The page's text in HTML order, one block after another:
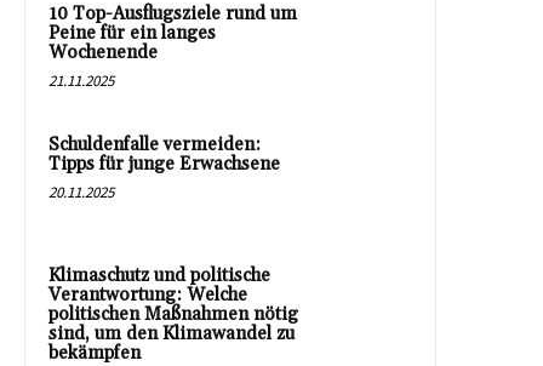
10 Top-Ausflugsziele rund um
Peine für ein langes
Wochenende
21.11.2025
Schuldenfalle vermeiden:
Tipps für junge Erwachsene
20.11.2025
Klimaschutz und politische
Verantwortung: Welche
politischen Maßnahmen nötig
sind, um den Klimawandel zu
bekämpfen